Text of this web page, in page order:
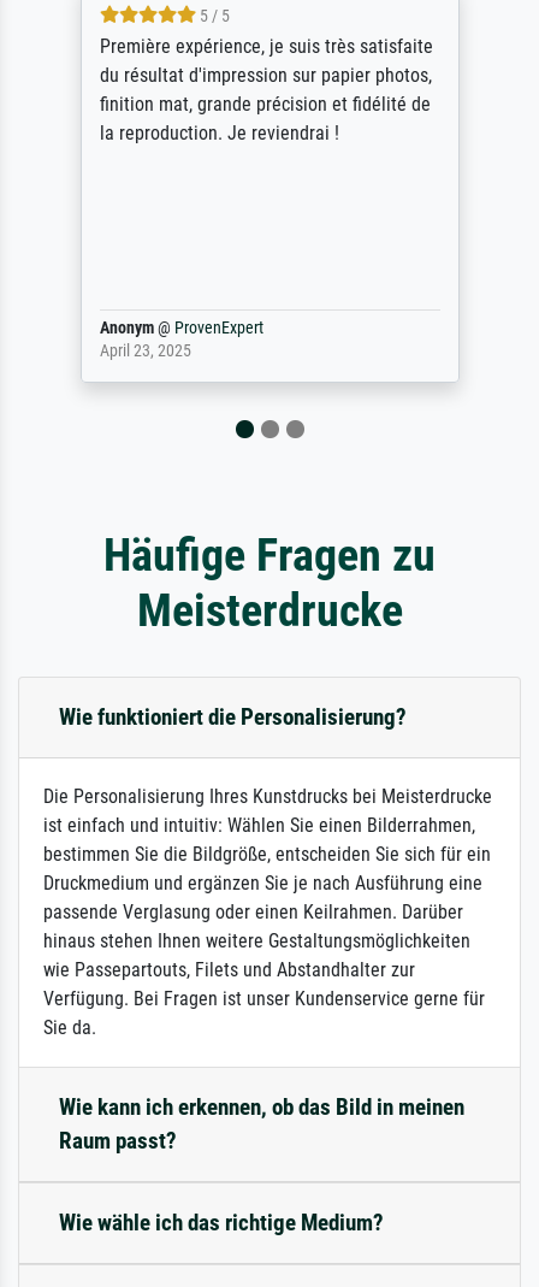
5 / 5
Première expérience, je suis très satisfaite
du résultat d'impression sur papier photos,
finition mat, grande précision et fidélité de
la reproduction. Je reviendrai !
Anonym@ ProvenExpert
April 23, 2025
Häufige Fragen zu
Meisterdrucke
Wie funktioniert die Personalisierung?
Die Personalisierung Ihres Kunstdrucks bei Meisterdrucke
ist einfach und intuitiv: Wählen Sie einen Bilderrahmen,
bestimmen Sie die Bildgröße, entscheiden Sie sich für ein
Druckmedium und ergänzen Sie je nach Ausführung eine
passende Verglasung oder einen Keilrahmen. Darüber
hinaus stehen Ihnen weitere Gestaltungsmöglichkeiten
wie Passepartouts, Filets und Abstandhalter zur
Verfügung. Bei Fragen ist unser Kundenservice gerne für
Sie da.
Wie kann ich erkennen, ob das Bild in meinen
Raum passt?
Wie wähle ich das richtige Medium?